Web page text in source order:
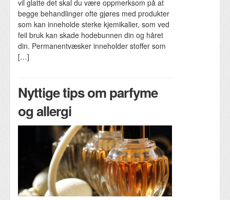
vil glatte det skal du være oppmerksom på at
begge behandlinger ofte gjøres med produkter
som kan inneholde sterke kjemikalier, som ved
feil bruk kan skade hodebunnen din og håret
din. Permanentvæsker inneholder stoffer som
[…]
Nyttige tips om parfyme
og allergi